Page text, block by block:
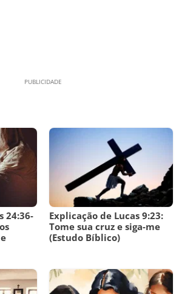
24:36-
Explicação de Lucas 9:23:
Tome sua cruz e siga-me
(Estudo Bíblico)